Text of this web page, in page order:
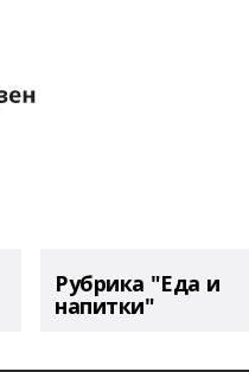
Рубрика "Еда и
напитки"